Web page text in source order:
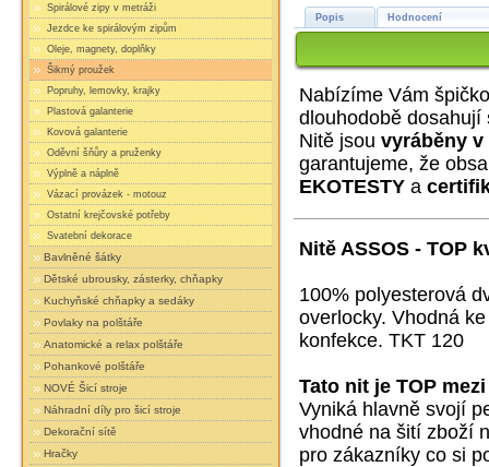
Spirálové zipy v metráži
Jezdce ke spirálovým zipům
Oleje, magnety, doplňky
Šikmý proužek
Popruhy, lemovky, krajky
Plastová galanterie
Kovová galanterie
Oděvní šňůry a pruženky
Výplně a náplně
Vázací provázek - motouz
Ostatní krejčovské potřeby
Svatební dekorace
Bavlněné šátky
Dětské ubrousky, zásterky, chňapky
Kuchyňské chňapky a sedáky
Povlaky na polštáře
Anatomické a relax polštáře
Pohankové polštáře
NOVÉ Šicí stroje
Náhradní díly pro šicí stroje
Dekorační sítě
Hračky
Popis Hodnocení
Nabízíme Vám
dlouhodobě dosahují
Nitě jsouvyráběny v
garantujeme, že
EKOTESTY a
Nitě ASSOS - TOP
100% polyesterová
overlocky. Vhodná
konfekce. TKT 120
Tato nit je TOP
Vyniká hlavně svojí
vhodné na šití zboží
pro zákazníky co si